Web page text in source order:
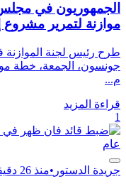
الجمهوريون في
موازنة لتمرير مشروع
طرح رئيس لجنة
جونسون، الجمعة، خطة
م...
قراءة المزيد
1
عام
جريدة الدستور •منذ 26 دقيقة